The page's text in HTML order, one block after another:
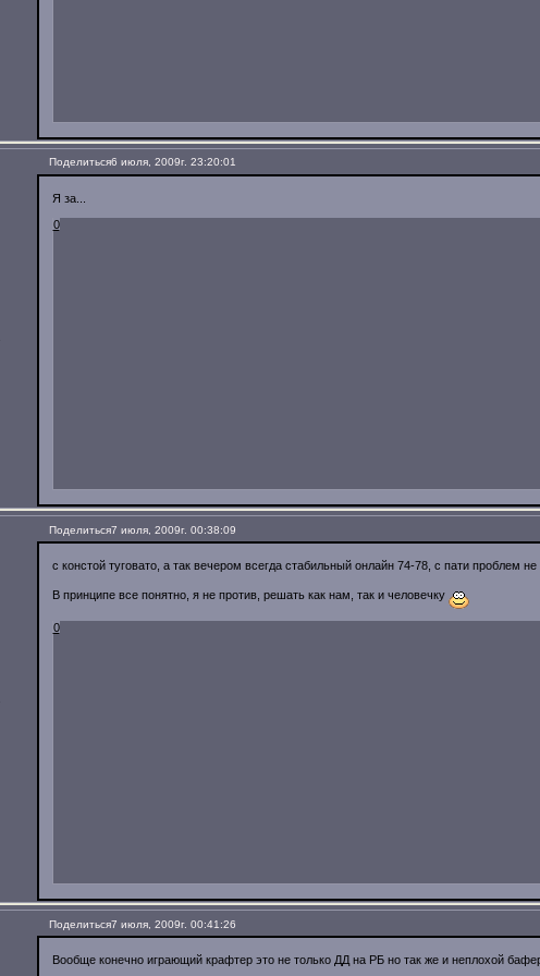
Поделиться6 июля, 2009г. 23:20:01
Я за...
0
Поделиться7 июля, 2009г. 00:38:09
с констой туговато, а так вечером всегда стабильный онлайн 74-78, с пати проблем
В принципе все понятно, я не против, решать как нам, так и человечку
0
Поделиться7 июля, 2009г. 00:41:26
Вообще конечно играющий крафтер это не только ДД на РБ но так же и неплохой